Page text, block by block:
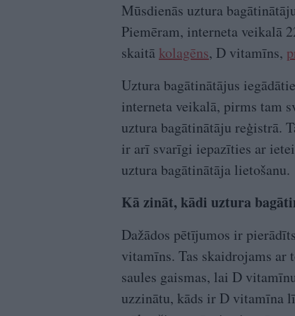
Mūsdienās uztura
Piemēram, interneta veikalā
skaitā kolagēns, D vitamīns,
Uztura bagātinātājus
interneta veikalā, pirms tam
uztura bagātinātāju reģistrā.
ir arī svarīgi iepazīties ar
uztura bagātinātāja lietošanu.
Kā zināt, kādi uztura
Dažādos pētījumos ir
vitamīns. Tas skaidrojams ar
saules gaismas, lai D
uzzinātu, kāds ir D vitamīna